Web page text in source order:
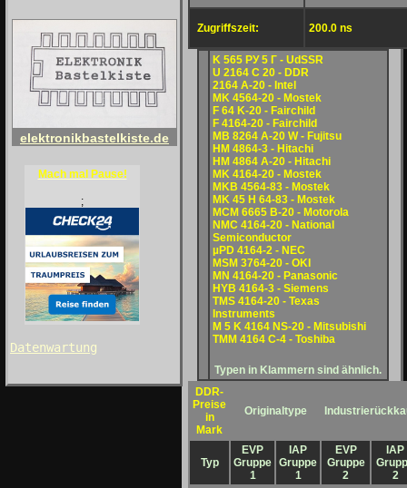
elektronikbastelkiste.de
Mach mal Pause!
;
Datenwartung
Zugriffszeit: 200.0 ns
K 565 PУ 5 Г - UdSSR
U 2164 C 20 - DDR
2164 A-20 - Intel
MK 4564-20 - Mostek
F 64 K-20 - Fairchild
F 4164-20 - Fairchild
MB 8264 A-20 W - Fujitsu
HM 4864-3 - Hitachi
HM 4864 A-20 - Hitachi
MK 4164-20 - Mostek
MKB 4564-83 - Mostek
MK 45 H 64-83 - Mostek
MCM 6665 B-20 - Motorola
NMC 4164-20 - National
Semiconductor
µPD 4164-2 - NEC
MSM 3764-20 - OKI
MN 4164-20 - Panasonic
HYB 4164-3 - Siemens
TMS 4164-20 - Texas
Instruments
M 5 K 4164 NS-20 - Mitsubishi
TMM 4164 C-4 - Toshiba
Typen in Klammern sind ähnlich.
DDR-
Preise
in
Mark
Originaltype
Typ
EVP
Gruppe
1
IAP
Gruppe
1
EVP
Gruppe
2
IAP
2